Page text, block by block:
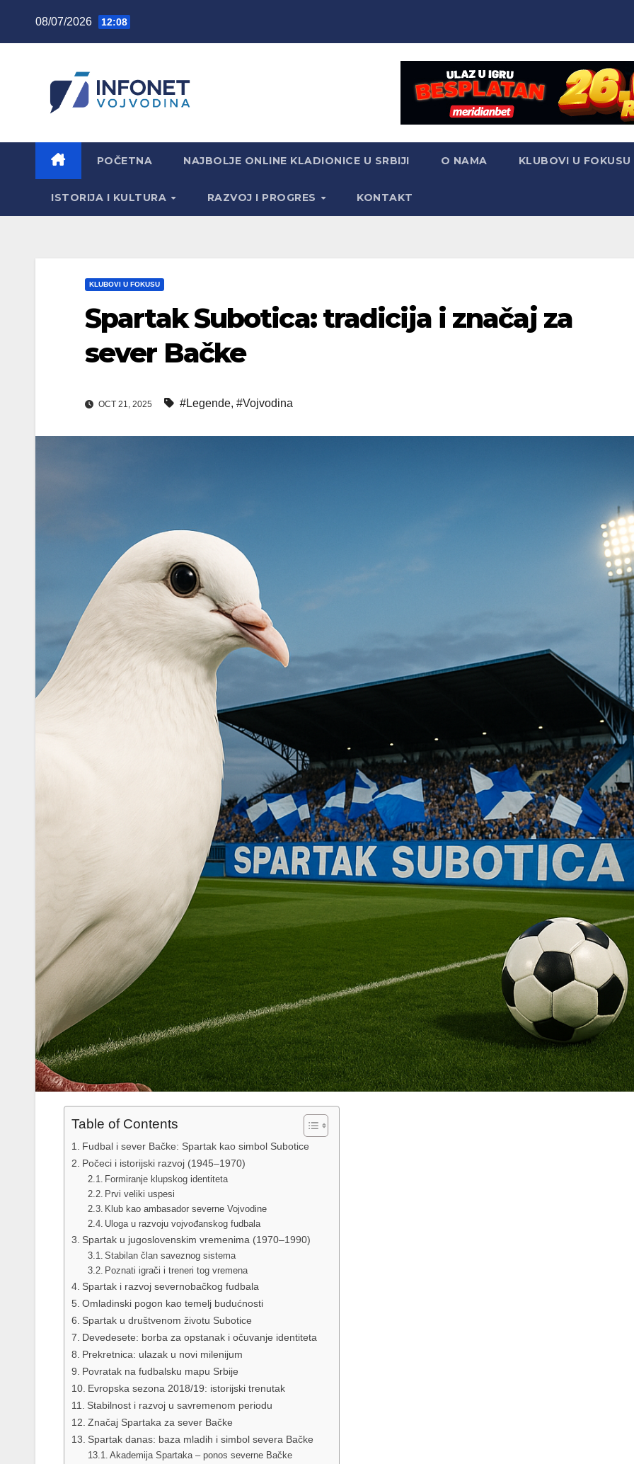
08/07/2026 12:08
POČETNA NAJBOLJE ONLINE KLADIONICE U SRBIJI O NAMA KLUBOVI U FOKUSU
ISTORIJA I KULTURA RAZVOJ I PROGRES KONTAKT
KLUBOVI U FOKUSU
Spartak Subotica: tradicija i značaj za
sever Bačke
OCT 21, 2025 #Legende, #Vojvodina
Table of Contents
Fudbal i sever Bačke: Spartak kao simbol Subotice
Počeci i istorijski razvoj (1945–1970)
Formiranje klupskog identiteta
Prvi veliki uspesi
Klub kao ambasador severne Vojvodine
Uloga u razvoju vojvođanskog fudbala
Spartak u jugoslovenskim vremenima (1970–1990)
Stabilan član saveznog sistema
Poznati igrači i treneri tog vremena
Spartak i razvoj severnobačkog fudbala
Omladinski pogon kao temelj budućnosti
Spartak u društvenom životu Subotice
Devedesete: borba za opstanak i očuvanje identiteta
Prekretnica: ulazak u novi milenijum
Povratak na fudbalsku mapu Srbije
Evropska sezona 2018/19: istorijski trenutak
Stabilnost i razvoj u savremenom periodu
Značaj Spartaka za sever Bačke
Spartak danas: baza mladih i simbol severa Bačke
Akademija Spartaka – ponos severne Bačke